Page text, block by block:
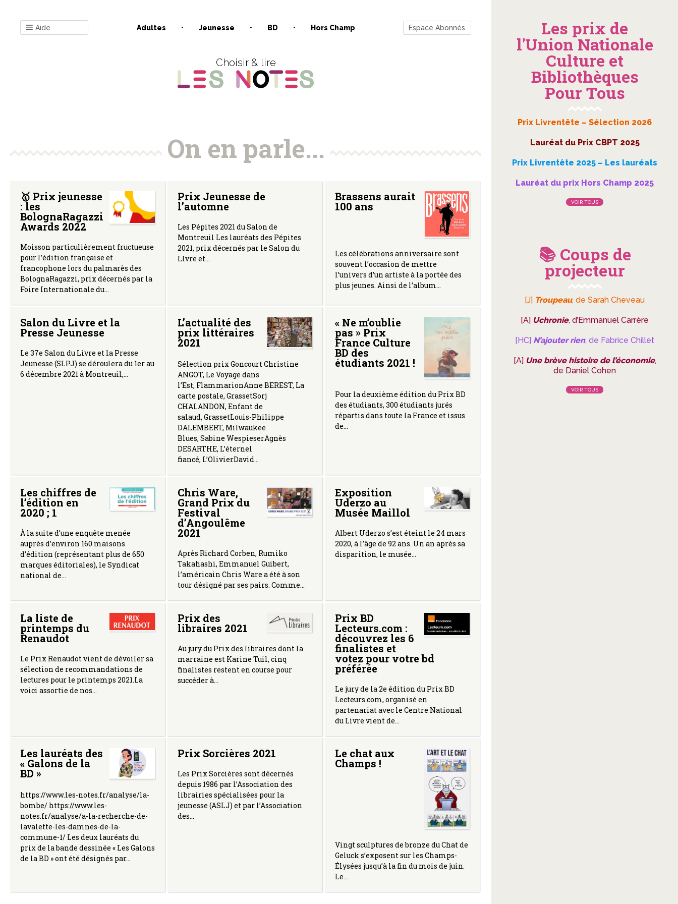
Aide Adultes Jeunesse BD Hors Champ Espace Abonnés
Choisir & lire
On en parle...
🥇 Prix jeunesse
: les
BolognaRagazzi
Awards 2022
Moisson particulièrement fructueuse
pour l’édition française et
francophone lors du palmarès des
BolognaRagazzi, prix décernés par la
Foire Internationale du…
Prix Jeunesse de
l’automne
Les Pépites 2021 du Salon de
Montreuil Les lauréats des Pépites
2021, prix décernés par le Salon du
LIvre et…
Brassens aurait
100 ans
Les célébrations anniversaire sont
souvent l’occasion de mettre
l’univers d’un artiste à la portée des
plus jeunes. Ainsi de l’album…
Salon du Livre et la
Presse Jeunesse
Le 37e Salon du Livre et la Presse
Jeunesse (SLPJ) se déroulera du 1er au
6 décembre 2021 à Montreuil,…
L’actualité des
prix littéraires
2021
Sélection prix Goncourt Christine
ANGOT, Le Voyage dans
l’Est, FlammarionAnne BEREST, La
carte postale, GrassetSorj
CHALANDON, Enfant de
salaud, GrassetLouis-Philippe
DALEMBERT, Milwaukee
Blues, Sabine WespieserAgnès
DESARTHE, L’éternel
fiancé, L’OlivierDavid…
« Ne m’oublie
pas » Prix
France Culture
BD des
étudiants 2021 !
Pour la deuxième édition du Prix BD
des étudiants, 300 étudiants jurés
répartis dans toute la France et issus
de…
Les chiffres de
l’édition en
2020 ; 1
À la suite d’une enquête menée
auprès d’environ 160 maisons
d’édition (représentant plus de 650
marques éditoriales), le Syndicat
national de…
Chris Ware,
Grand Prix du
Festival
d’Angoulême
2021
Après Richard Corben, Rumiko
Takahashi, Emmanuel Guibert,
l’américain Chris Ware a été à son
tour désigné par ses pairs. Comme…
Exposition
Uderzo au
Musée Maillol
Albert Uderzo s’est éteint le 24 mars
2020, à l’âge de 92 ans. Un an après sa
disparition, le musée…
La liste de
printemps du
Renaudot
Le Prix Renaudot vient de dévoiler sa
sélection de recommandations de
lectures pour le printemps 2021.La
voici assortie de nos…
Prix des
libraires 2021
Au jury du Prix des libraires dont la
marraine est Karine Tuil, cinq
finalistes restent en course pour
succéder à…
Prix BD
Lecteurs.com :
découvrez les 6
finalistes et
votez pour votre bd
préférée
Le jury de la 2e édition du Prix BD
Lecteurs.com, organisé en
partenariat avec le Centre National
du Livre vient de…
Les lauréats des
« Galons de la
BD »
https://www.les-notes.fr/analyse/la-
bombe/ https://www.les-
notes.fr/analyse/a-la-recherche-de-
lavalette-les-damnes-de-la-
commune-1/ Les deux lauréats du
prix de la bande dessinée « Les Galons
de la BD » ont été désignés par…
Prix Sorcières 2021
Les Prix Sorcières sont décernés
depuis 1986 par l’Association des
librairies spécialisées pour la
jeunesse (ASLJ) et par l’Association
des…
Le chat aux
Champs !
Vingt sculptures de bronze du Chat de
Geluck s’exposent sur les Champs-
Élysées jusqu’à la fin du mois de juin.
Le…
Les prix de
l'Union Nationale
Culture et
Bibliothèques
Pour Tous
Prix Livrentête – Sélection 2026
Lauréat du Prix CBPT 2025
Prix Livrentête 2025 – Les lauréats
Lauréat du prix Hors Champ 2025
VOIR TOUS
📚 Coups de
projecteur
[J] Troupeau, de Sarah Cheveau
[A] Uchronie, d’Emmanuel Carrère
[HC] N’ajouter rien, de Fabrice Chillet
[A] Une brève histoire de l’économie,
de Daniel Cohen
VOIR TOUS